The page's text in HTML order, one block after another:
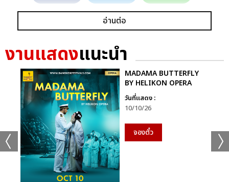
อ่านต่อ
งานแสดงแนะนำ
MADAMA BUTTERFLY
BY HELIKON OPERA
วันที่แสดง :
10/10/26
จองตั๋ว